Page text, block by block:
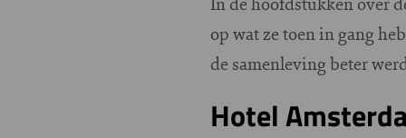
op wat ze toen in gang
de samenleving beter
Hotel